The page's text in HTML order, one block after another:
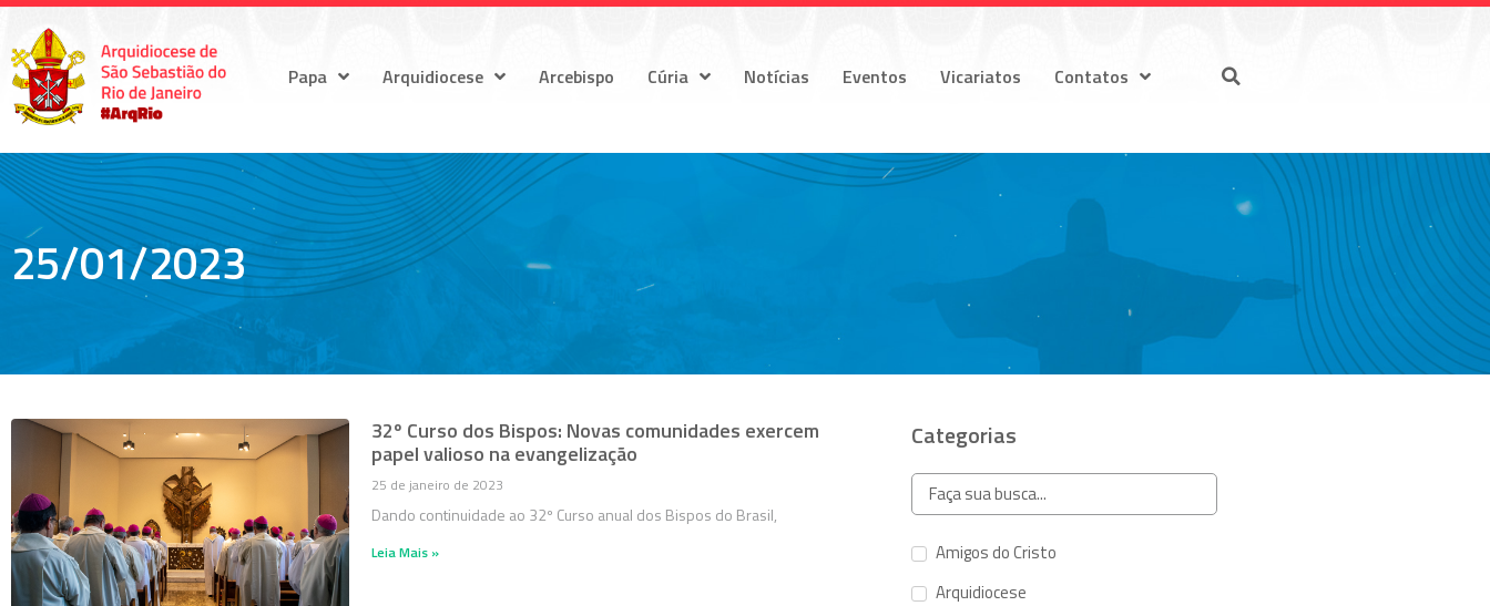
Papa Arquidiocese Arcebispo Cúria Notícias Eventos Vicariatos Contatos
25/01/2023
32º Curso dos Bispos: Novas comunidades exercem
papel valioso na evangelização
25 de janeiro de 2023
Dando continuidade ao 32º Curso anual dos Bispos do Brasil,
Leia Mais »
Categorias
Amigos do Cristo
Arquidiocese